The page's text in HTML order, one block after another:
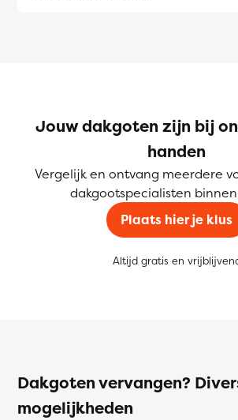
Jouw dakgoten zijn bij
handen
Vergelijk en ontvang meerdere
dakgootspecialisten
Plaats hier je klus
Altijd gratis en
Dakgoten vervangen?
mogelijkheden